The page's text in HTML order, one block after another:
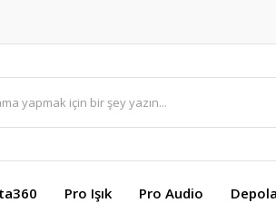
Pro Işık Pro Audio